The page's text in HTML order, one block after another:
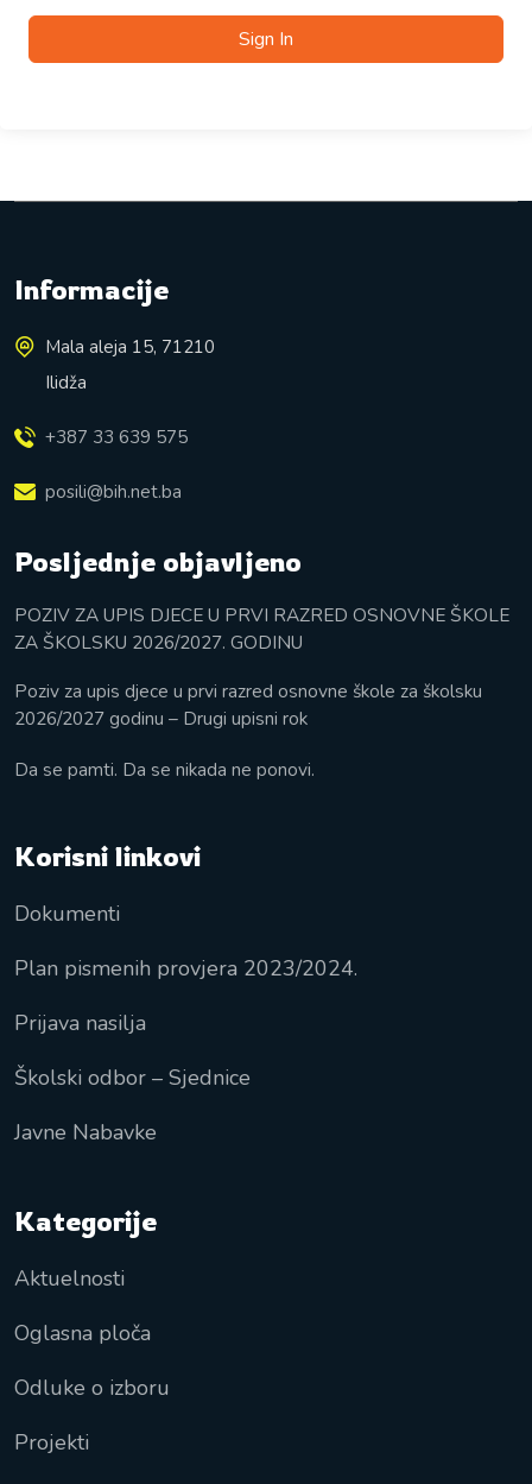
Sign In
Informacije
Mala aleja 15, 71210
Ilidža
+387 33 639 575
posili@bih.net.ba
Posljednje objavljeno
POZIV ZA UPIS DJECE U PRVI RAZRED OSNOVNE ŠKOLE
ZA ŠKOLSKU 2026/2027. GODINU
Poziv za upis djece u prvi razred osnovne škole za školsku
2026/2027 godinu – Drugi upisni rok
Da se pamti. Da se nikada ne ponovi.
Korisni linkovi
Dokumenti
Plan pismenih provjera 2023/2024.
Prijava nasilja
Školski odbor – Sjednice
Javne Nabavke
Kategorije
Aktuelnosti
Oglasna ploča
Odluke o izboru
Projekti